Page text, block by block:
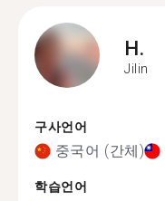
H.
Jilin
구사언어
중국어 (간체)
학습언어